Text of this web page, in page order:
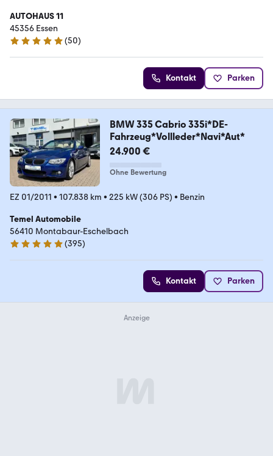
AUTOHAUS 11
45356 Essen
4.8 Sterne
(50)
Kontakt Parken
BMW 335 Cabrio 335i*DE-
Fahrzeug*Vollleder*Navi*Aut*
24.900 €
Ohne Bewertung
EZ 01/2011 • 107.838 km • 225 kW (306 PS) • Benzin
Temel Automobile
56410 Montabaur-Eschelbach
4.9 Sterne
(395)
Kontakt Parken